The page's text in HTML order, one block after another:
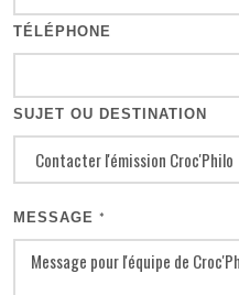
TÉLÉPHONE
SUJET OU DESTINATION
MESSAGE *